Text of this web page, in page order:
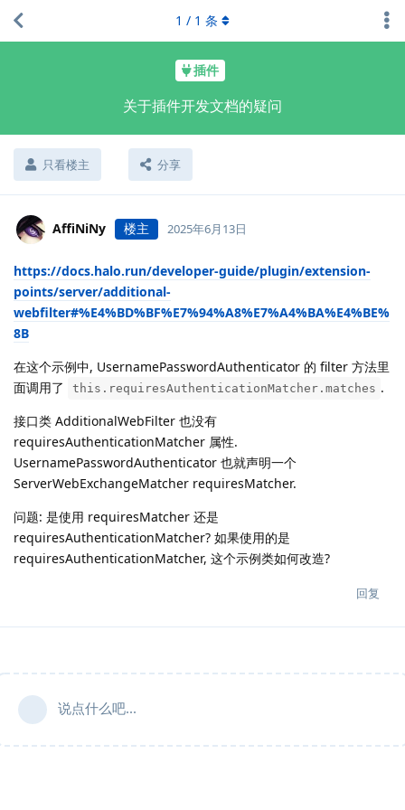
插件
关于插件开发文档的疑问
只看楼主 分享
1 / 1 条
AffiNiNy 楼主 2025年6月13日
https://docs.halo.run/developer-guide/plugin/extension-
points/server/additional-
webfilter#%E4%BD%BF%E7%94%A8%E7%A4%BA%E4%BE%
8B
在这个示例中, UsernamePasswordAuthenticator 的 filter 方法里
面调用了
this.requiresAuthenticationMatcher.matches .
接口类 AdditionalWebFilter 也没有
requiresAuthenticationMatcher 属性.
UsernamePasswordAuthenticator 也就声明一个
ServerWebExchangeMatcher requiresMatcher.
问题: 是使用 requiresMatcher 还是
requiresAuthenticationMatcher? 如果使用的是
requiresAuthenticationMatcher, 这个示例类如何改造?
回复
说点什么吧...